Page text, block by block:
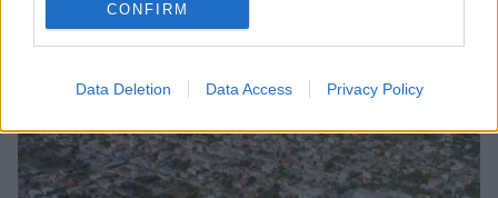
CONFIRM
Data Deletion Data Access Privacy Policy